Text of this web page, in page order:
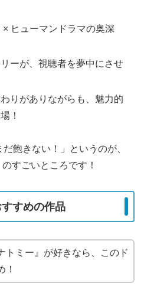
ヒューマンドラマの奥深
ーが、視聴者を夢中にさせ
りがありながらも、魅力的
！
飽きない！」というのが、
すごいところです！
すめの作品
トミー』が好きなら、このド
！